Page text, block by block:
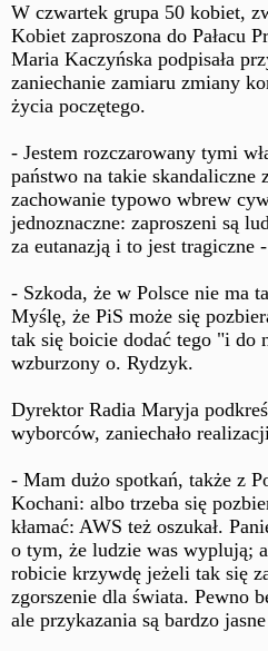
W czwartek grupa 50 kobiet,
Kobiet zaproszona do Pałacu
Maria Kaczyńska podpisała
zaniechanie zamiaru zmiany
życia poczętego.
- Jestem rozczarowany tymi
państwo na takie skandaliczne
zachowanie typowo wbrew
jednoznaczne: zaproszeni są
za eutanazją i to jest tragiczne
- Szkoda, że w Polsce nie ma
Myślę, że PiS może się
tak się boicie dodać tego "i do
wzburzony o. Rydzyk.
Dyrektor Radia Maryja
wyborców, zaniechało
- Mam dużo spotkań, także z
Kochani: albo trzeba się
kłamać: AWS też oszukał.
o tym, że ludzie was wyplują;
robicie krzywdę jeżeli tak się
zgorszenie dla świata. Pewno
ale przykazania są bardzo